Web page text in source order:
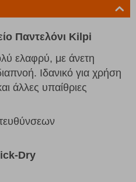
Παντελόνι Kilpi
ελαφρύ, με άνετη
Ιδανικό για χρήση
άλλες υπαίθριες
Dry